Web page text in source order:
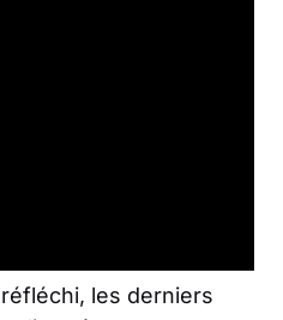
les derniers